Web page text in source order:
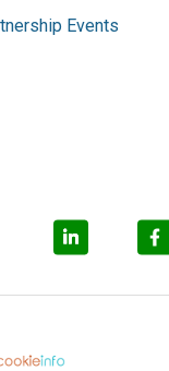
Events